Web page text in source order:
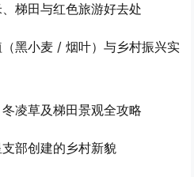
梯田与红色旅游好去处
黑小麦 / 烟叶）与乡村振兴实
凌草及梯田景观全攻略
部创建的乡村新貌